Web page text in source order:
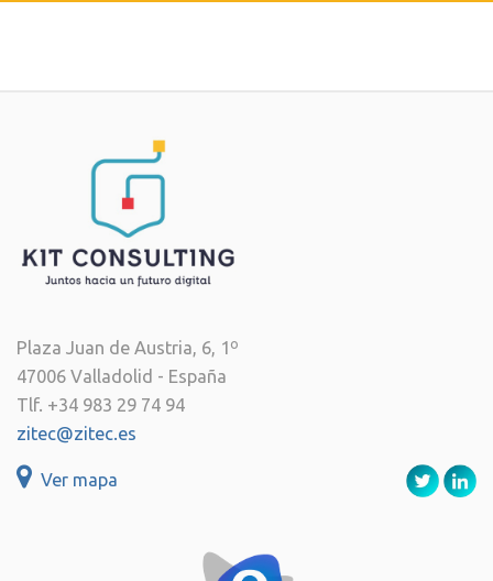
Plaza Juan de Austria, 6, 1º
47006 Valladolid - España
Tlf. +34 983 29 74 94
zitec@zitec.es
Ver mapa